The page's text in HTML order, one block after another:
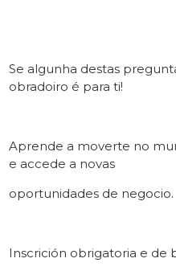
Se algunha destas
obradoiro é para ti!
Aprende a moverte no
e accede a novas
oportunidades de negocio.
Inscrición obrigatoria e de